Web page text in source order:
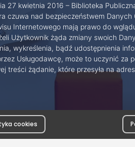
27 kwietnia 2016 – Biblioteka
czuwa nad bezpieczeństwem Danych
Internetowego mają prawo do
Użytkownik żąda zmiany swoich
wykreślenia, bądź udostępnienia
Usługodawcę, może to uczynić za
treści żądanie, które przesyła na
cookies